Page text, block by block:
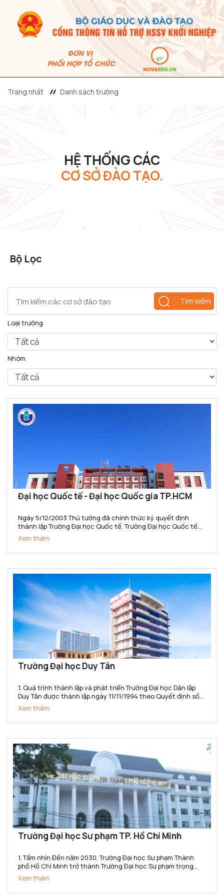
Trang nhất Danh sách trường
HỆ THỐNG CÁC
CƠ SỞ ĐÀO TẠO.
Bộ Lọc
Tìm kiếm
Loại trường
Nhóm
Đại học Quốc tế - Đại học Quốc gia TP.HCM
Ngày 5/12/2003 Thủ tướng đã chính thức ký quyết định
thành lập Trường Đại học Quốc tế. Trường Đại học Quốc tế
(IU) là đại học quốc tế đầu tiên của Việt Nam và là đại học
công lập đa ngành, đa lĩnh vực, thành viên ĐHQG-HCM đầu...
Xem thêm
Trường Đại học Duy Tân
1. Quá trình thành lập và phát triển Trường Đại học Dân lập
Duy Tân được thành lập ngày 11/11/1994 theo Quyết định số
666/TTg của Thủ tướng Chính phủ. Năm 2015, Trường đã
chuyển đổi sang loại hình Tư thục theo...
Xem thêm
Trường Đại học Sư phạm TP. Hồ Chí Minh
1. Tầm nhìn Đến năm 2030, Trường Đại học Sư phạm Thành
phố Hồ Chí Minh trở thành Trường Đại học Sư phạm trọng
điểm Quốc gia, có uy tín cao trong toàn quốc, ngang tầm với
các cơ sở đào tạo trong khu vực Đông Nam Á; là cơ...
Xem thêm